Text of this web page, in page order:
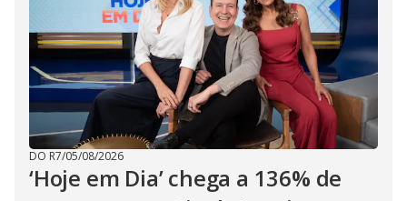
DO R7/05/08/2026
‘Hoje em Dia’ chega a 136% de